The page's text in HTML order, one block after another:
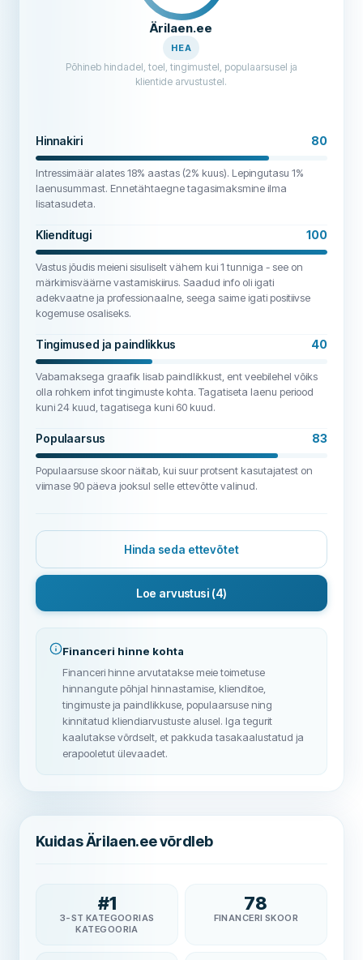
Ärilaen.ee
HEA
Põhineb hindadel, toel, tingimustel, populaarsusel ja
klientide arvustustel.
Hinnakiri 80
Intressimäär alates 18% aastas (2% kuus). Lepingutasu 1%
laenusummast. Ennetähtaegne tagasimaksmine ilma
lisatasudeta.
Klienditugi 100
Vastus jõudis meieni sisuliselt vähem kui 1 tunniga - see on
märkimisväärne vastamiskiirus. Saadud info oli igati
adekvaatne ja professionaalne, seega saime igati positiivse
kogemuse osaliseks.
Tingimused ja paindlikkus 40
Vabamaksega graafik lisab paindlikkust, ent veebilehel võiks
olla rohkem infot tingimuste kohta. Tagatiseta laenu periood
kuni 24 kuud, tagatisega kuni 60 kuud.
Populaarsus 83
Populaarsuse skoor näitab, kui suur protsent kasutajatest on
viimase 90 päeva jooksul selle ettevõtte valinud.
Hinda seda ettevõtet
Loe arvustusi (4)
Financeri hinne kohta
Financeri hinne arvutatakse meie toimetuse
hinnangute põhjal hinnastamise, klienditoe,
tingimuste ja paindlikkuse, populaarsuse ning
kinnitatud kliendiarvustuste alusel. Iga tegurit
kaalutakse võrdselt, et pakkuda tasakaalustatud ja
erapooletut ülevaadet.
Kuidas Ärilaen.ee võrdleb
#1
3-ST KATEGOORIAS
KATEGOORIA
78
FINANCERI SKOOR